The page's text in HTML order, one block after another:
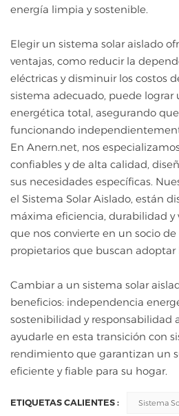
energía limpia y sostenible.
Elegir un sistema solar aislado
ventajas, como reducir la
eléctricas y disminuir los costos
sistema adecuado, puede
energética total, asegurando
funcionando
En Anern.net, nos
confiables y de alta calidad,
sus necesidades específicas.
el Sistema Solar Aislado, están
máxima eficiencia, durabilidad y
que nos convierte en un socio
propietarios que buscan adoptar
Cambiar a un sistema solar
beneficios: independencia
sostenibilidad y responsabilidad
ayudarle en esta transición con
rendimiento que garantizan un
eficiente y fiable para su hogar.
ETIQUETAS CALIENTES : Sistema